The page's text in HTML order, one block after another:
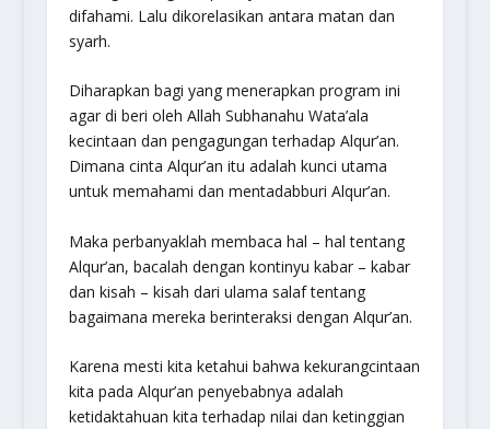
difahami. Lalu dikorelasikan antara matan dan
syarh.
Diharapkan bagi yang menerapkan program ini
agar di beri oleh Allah Subhanahu Wata’ala
kecintaan dan pengagungan terhadap Alqur’an.
Dimana cinta Alqur’an itu adalah kunci utama
untuk memahami dan mentadabburi Alqur’an.
Maka perbanyaklah membaca hal – hal tentang
Alqur’an, bacalah dengan kontinyu kabar – kabar
dan kisah – kisah dari ulama salaf tentang
bagaimana mereka berinteraksi dengan Alqur’an.
Karena mesti kita ketahui bahwa kekurangcintaan
kita pada Alqur’an penyebabnya adalah
ketidaktahuan kita terhadap nilai dan ketinggian